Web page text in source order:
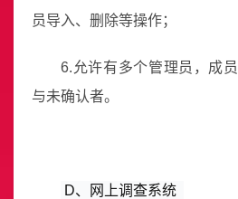
员导入、删除等操作；
6.允许有多个管理员，成
与未确认者。
D、网上调查系统